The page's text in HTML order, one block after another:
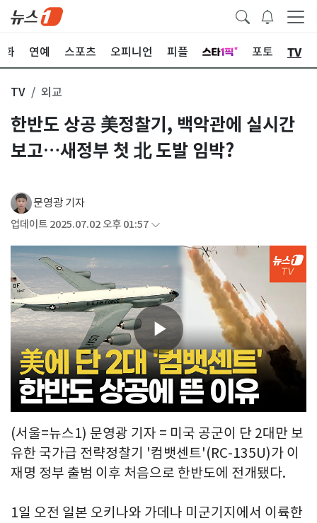
화 연예 스포츠 오피니언 피플 포토 TV
TV 외교
한반도 상공 美정찰기, 백악관에 실시간
보고…새정부 첫 北 도발 임박?
문영광 기자
업데이트 2025.07.02 오후 01:57
Play
Video
(서울=뉴스1) 문영광 기자 = 미국 공군이 단 2대만 보
유한 국가급 전략정찰기 '컴뱃센트'(RC-135U)가 이
재명 정부 출범 이후 처음으로 한반도에 전개됐다.
1일 오전 일본 오키나와 가데나 미군기지에서 이륙한